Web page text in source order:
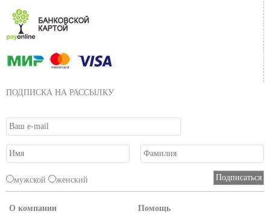
ПОДПИСКА НА РАССЫЛКУ
мужской женский
О компании Помощь